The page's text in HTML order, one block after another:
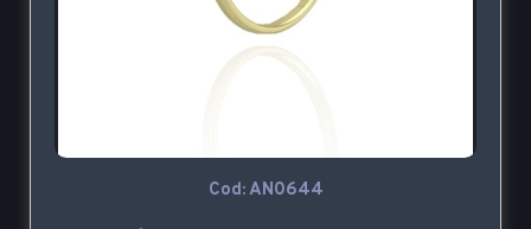
Cod: AN0644